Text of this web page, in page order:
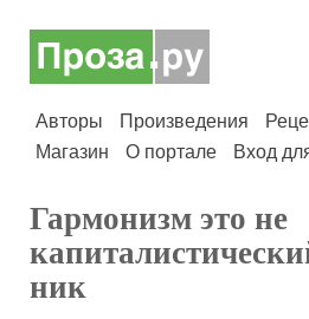
Авторы Произведения
Магазин
О портале Вход
Гармонизм это не
ник